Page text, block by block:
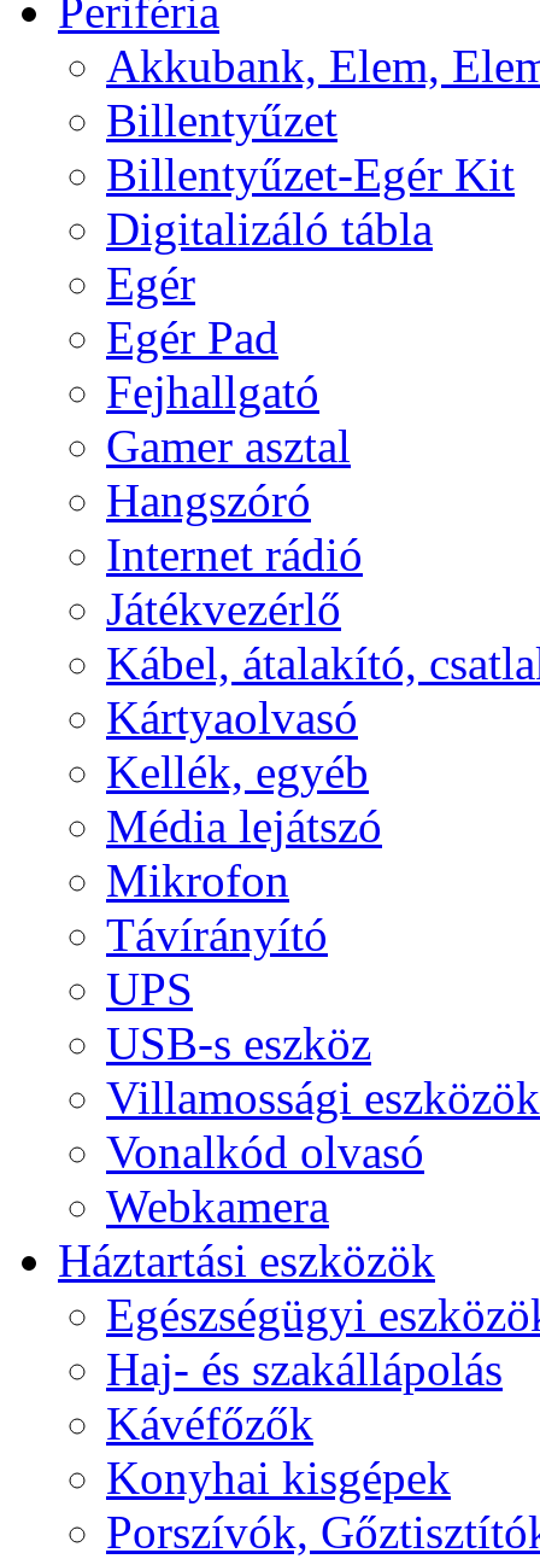
Periféria
Akkubank, Elem,
Billentyűzet
Billentyűzet-Egér Kit
Digitalizáló tábla
Egér
Egér Pad
Fejhallgató
Gamer asztal
Hangszóró
Internet rádió
Játékvezérlő
Kábel, átalakító,
Kártyaolvasó
Kellék, egyéb
Média lejátszó
Mikrofon
Távírányító
UPS
USB-s eszköz
Villamossági eszközök
Vonalkód olvasó
Webkamera
Háztartási eszközök
Egészségügyi
Haj- és szakállápolás
Kávéfőzők
Konyhai kisgépek
Porszívók,